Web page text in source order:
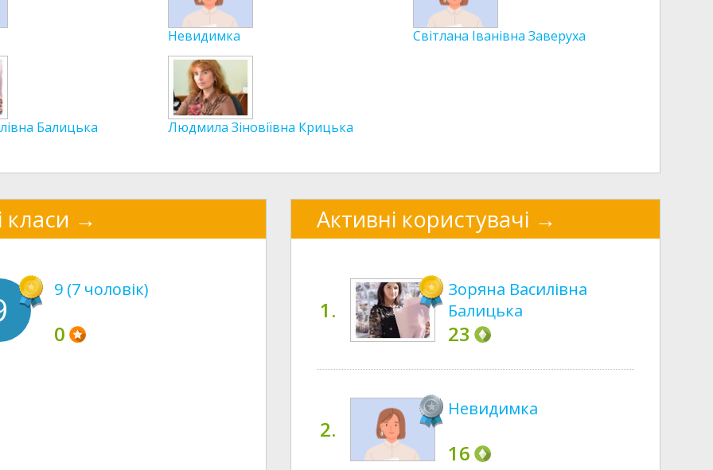
Невидимка Світлана Іванівна Заверуха
Балицька Людмила Зіновіївна Крицька
класи
9 (7 чоловік)
0
Активні користувачі
1.
Зоряна Василівна
Балицька
23
2.
Невидимка
16